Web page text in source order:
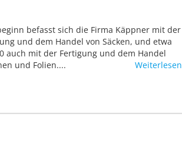
befasst sich die Firma Käppner mit der
und dem Handel von Säcken, und etwa
auch mit der Fertigung und dem Handel
und Folien....
Weiterlesen